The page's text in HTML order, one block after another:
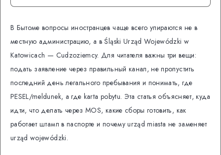
В Бытоме вопросы иностранцев чаще всего упираются не в
местную администрацию, а в Śląski Urząd Wojewódzki w
Katowicach — Cudzoziemcy. Для читателя важны три вещи:
подать заявление через правильный канал, не пропустить
последний день легального пребывания и понимать, где
PESEL/meldunek, а где karta pobytu. Эта статья объясняет, куда
идти, что делать через MOS, какие сборы готовить, как
работает штамп в паспорте и почему urząd miasta не заменяет
urząd wojewódzki.